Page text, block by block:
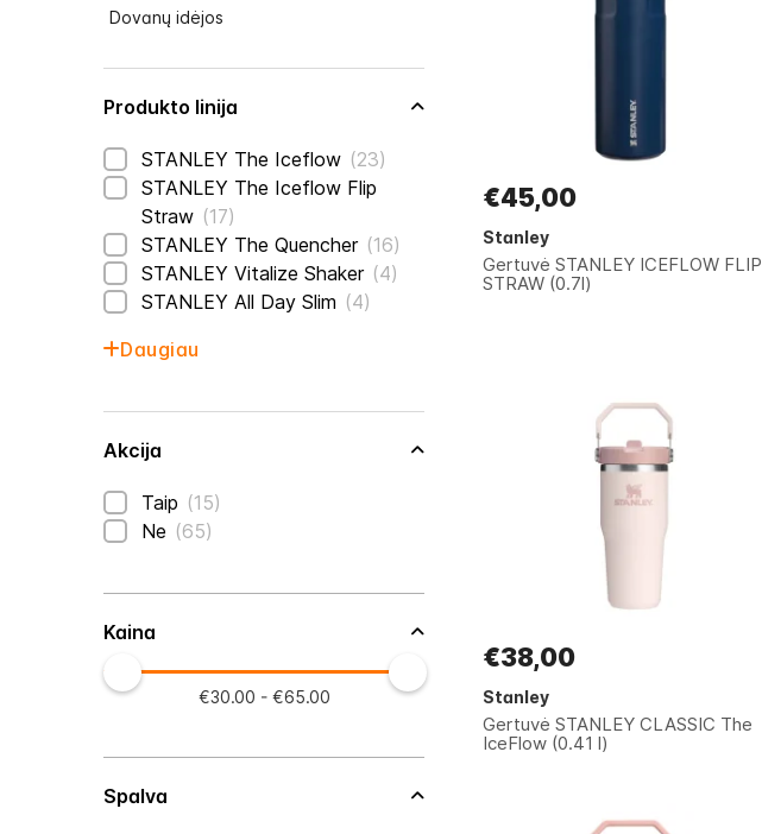
€45,00
Stanley
Gertuvė STANLEY ICEFLOW FLIP
STRAW (0.7l)
€38,00
Stanley
Gertuvė STANLEY CLASSIC The
IceFlow (0.41 l)
Dovanų idėjos
Produkto linija
STANLEY The Iceflow 23
prekės
STANLEY The Iceflow Flip
Straw
17
prekės
STANLEY The Quencher
16
prekės
STANLEY Vitalize Shaker
4
prekės
STANLEY All Day Slim
4
prekės
Daugiau
Akcija
Taip 15
prekės
Ne
65
prekės
Kaina
€30.00 - €65.00
Spalva